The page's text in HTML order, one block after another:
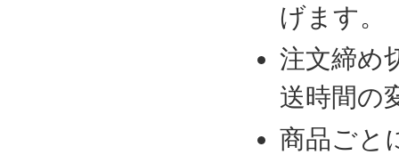
げます。
注文締め
送時間の
商品ごと